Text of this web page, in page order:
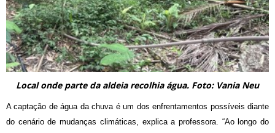
Local onde parte da aldeia recolhia água. Foto: Vania Neu
A captação de água da chuva é um dos enfrentamentos possíveis diante
do cenário de mudanças climáticas, explica a professora. “Ao longo do